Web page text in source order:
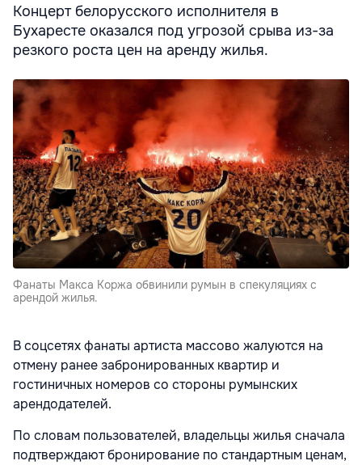
Концерт белорусского исполнителя в
Бухаресте оказался под угрозой срыва из-за
резкого роста цен на аренду жилья.
Фанаты Макса Коржа обвинили румын в спекуляциях с
арендой жилья.
В соцсетях фанаты артиста массово жалуются на
отмену ранее забронированных квартир и
гостиничных номеров со стороны румынских
арендодателей.
По словам пользователей, владельцы жилья сначала
подтверждают бронирование по стандартным ценам,